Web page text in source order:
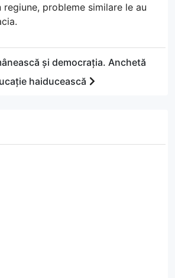
regiune, probleme similare le au
și democrația. Anchetă
haiducească